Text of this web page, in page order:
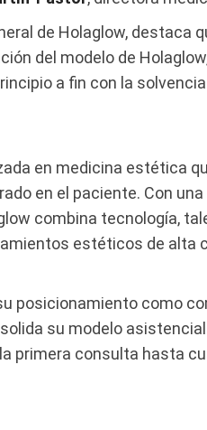
de Holaglow, destaca
del modelo de
a fin con la
en medicina estética
en el paciente. Con
combina tecnología,
estéticos de alta
posicionamiento como
su modelo
primera consulta hasta